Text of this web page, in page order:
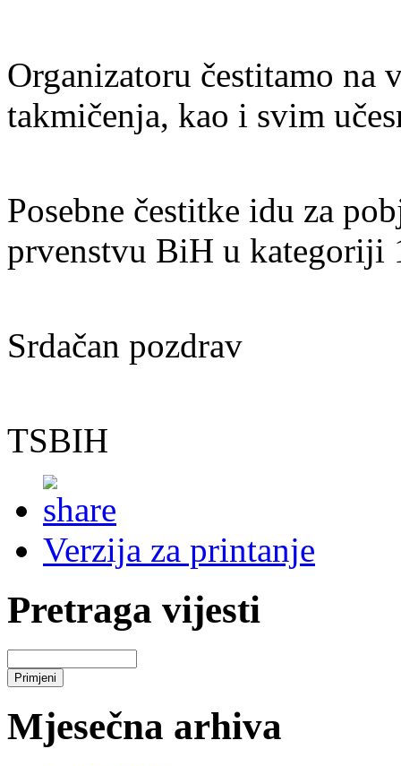
Organizatoru čestitamo na
takmičenja, kao i svim
Posebne čestitke idu za
prvenstvu BiH u kategoriji
Srdačan pozdrav
TSBIH
Verzija za printanje
Pretraga vijesti
Mjesečna arhiva